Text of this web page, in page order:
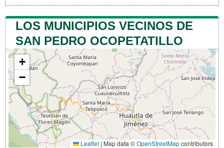
LOS MUNICIPIOS VECINOS DE
SAN PEDRO OCOPETATILLO
+
−
Leaflet | Map data ©OpenStreetMapcontributors